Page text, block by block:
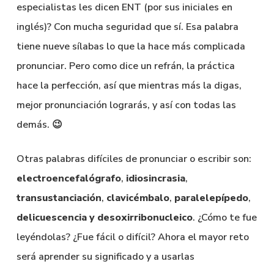
especialistas les dicen ENT (por sus iniciales en
inglés)? Con mucha seguridad que sí. Esa palabra
tiene nueve sílabas lo que la hace más complicada
pronunciar. Pero como dice un refrán, la práctica
hace la perfección, así que mientras más la digas,
mejor pronunciación lograrás, y así con todas las
demás. 😉
Otras palabras difíciles de pronunciar o escribir son:
electroencefalógrafo, idiosincrasia,
transustanciación, clavicémbalo, paralelepípedo,
delicuescencia y desoxirribonucleico. ¿Cómo te fue
leyéndolas? ¿Fue fácil o difícil? Ahora el mayor reto
será aprender su significado y a usarlas